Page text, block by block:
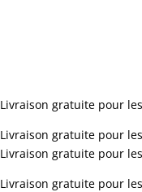
Livraison gratuite pour
Livraison gratuite pour
Livraison gratuite pour
Livraison gratuite pour